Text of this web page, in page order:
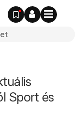
Sport és